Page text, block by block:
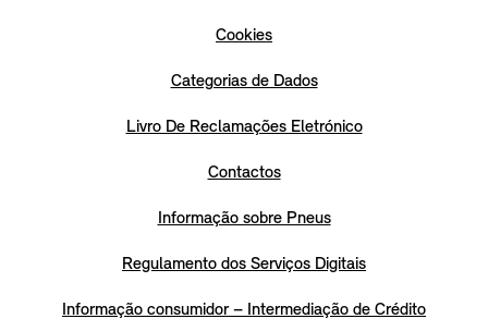
Cookies
Categorias de Dados
Livro De Reclamações Eletrónico
Contactos
Informação sobre Pneus
Regulamento dos Serviços Digitais
Informação consumidor – Intermediação de Crédito